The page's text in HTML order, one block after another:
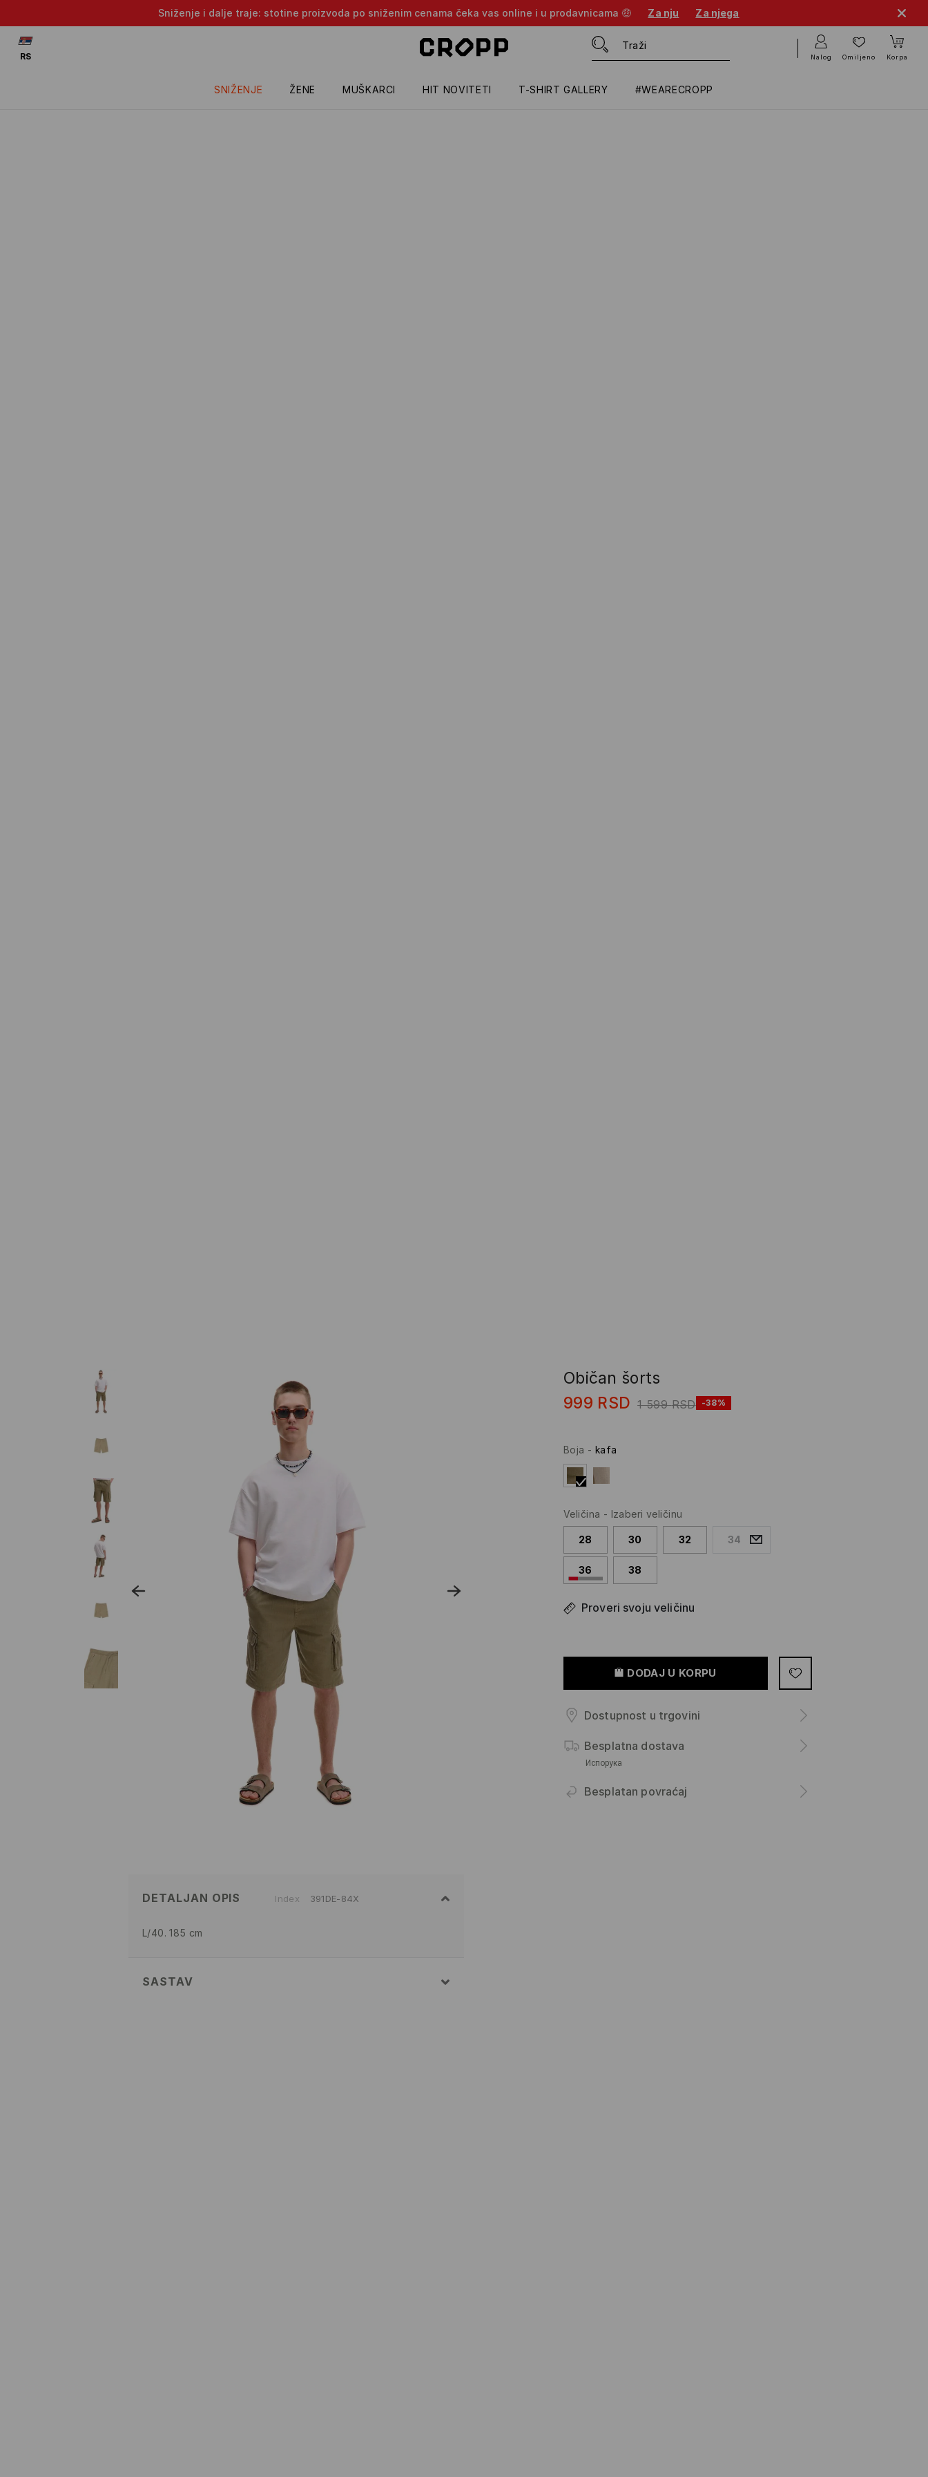
Sniženje i dalje traje: stotine proizvoda po sniženim cenama čeka vas online i u prodavnicama 🤑 Za nju Za njega
SNIŽENJE ŽENE MUŠKARCI HIT NOVITETI T-SHIRT GALLERY #WEARECROPP
RS Nalog Omiljeno Korpa
Običan šorts
999 RSD 1 599 RSD -38%
Boja - kafa
Veličina - Izaberi veličinu
28 30 32 34
36 38
Proveri svoju veličinu
DODAJ U KORPU
Dostupnost u trgovini
Besplatna dostava
Испорука
Besplatan povraćaj
DETALJAN OPIS Index 391DE-84X
L/40. 185 cm
SASTAV